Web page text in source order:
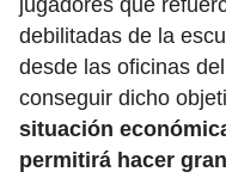
jugadores que
debilitadas de la
desde las oficinas
conseguir dicho
situación
permitirá hacer